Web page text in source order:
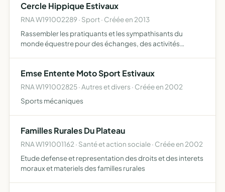
pil…
Cercle Hippique Estivaux
RNA W191002289 · Sport · Créée en 2013
Rassembler les pratiquants et les sympathisants du
monde équestre pour des échanges, des activités
Emse Entente Moto Sport Estivaux
RNA W191002825 · Autres et divers · Créée en 2002
Sports mécaniques
Familles Rurales Du Plateau
RNA W191001162 · Santé et action sociale · Créée en 2002
Etude defense et representation des droits et des interets
moraux et materiels des familles rurales